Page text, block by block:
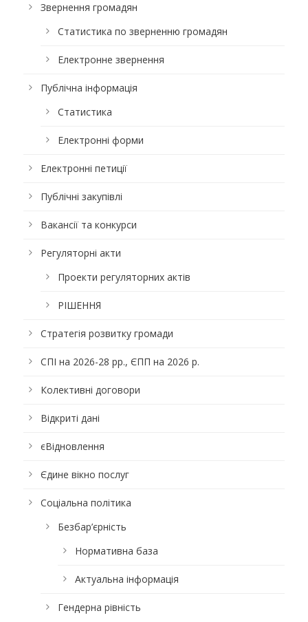
Звернення громадян
Статистика по зверненню громадян
Електронне звернення
Публічна інформація
Статистика
Електронні форми
Електронні петиції
Публічні закупівлі
Вакансії та конкурси
Регуляторні акти
Проекти регуляторних актів
РІШЕННЯ
Стратегія розвитку громади
СПІ на 2026-28 рр., ЄПП на 2026 р.
Колективні договори
Відкриті дані
єВідновлення
Єдине вікно послуг
Соціальна політика
Безбар’єрність
Нормативна база
Актуальна інформація
Гендерна рівність